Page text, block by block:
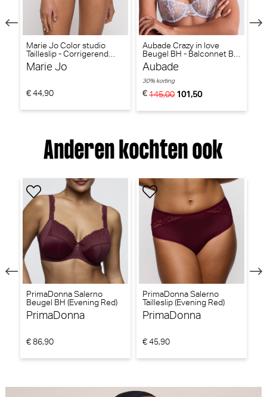
Marie Jo Color studio
Tailleslip - Corrigerend
(Amethist)
Marie Jo
€ 44,90
Aubade Crazy in love
Beugel BH - Balconnet BH
(Wisteria)
Aubade
30% korting
€145,00 101,50
Anderen kochten ook
PrimaDonna Salerno
Beugel BH (Evening Red)
PrimaDonna
€ 86,90
PrimaDonna Salerno
Tailleslip (Evening Red)
PrimaDonna
€ 45,90